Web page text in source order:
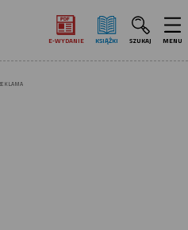
E‑WYDANIE KSIĄŻKI SZUKAJ MENU